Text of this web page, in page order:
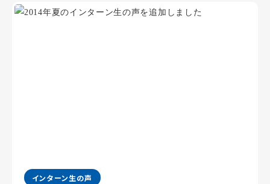
インターン生の声